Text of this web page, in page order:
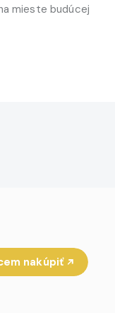
mieste budúcej
nakúpiť